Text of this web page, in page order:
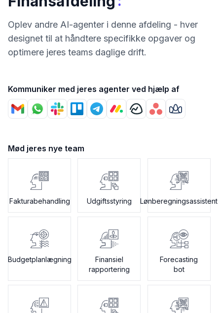
Oplev andre AI-agenter i denne afdeling - hver
designet til at håndtere specifikke opgaver og
optimere jeres teams daglige drift.
Kommuniker med jeres agenter ved hjælp af
Mød jeres nye team
Fakturabehandling Udgiftsstyring Lønberegningsassistent
Budgetplanlægning
Finansiel
rapportering
Forecasting
bot